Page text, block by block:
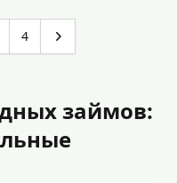
4
займов: